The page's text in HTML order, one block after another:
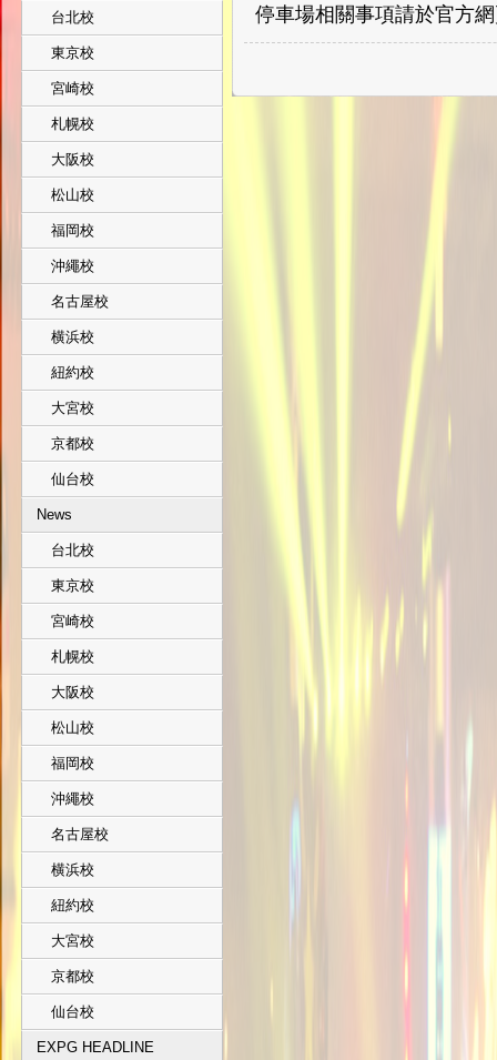
台北校
東京校
宮崎校
札幌校
大阪校
松山校
福岡校
沖繩校
名古屋校
横浜校
紐約校
大宮校
京都校
仙台校
News
台北校
東京校
宮崎校
札幌校
大阪校
松山校
福岡校
沖繩校
名古屋校
横浜校
紐約校
大宮校
京都校
仙台校
EXPG HEADLINE
停車場相關事項請於官方